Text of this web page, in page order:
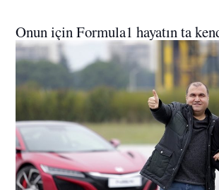
Onun için Formula1 hayatın ta